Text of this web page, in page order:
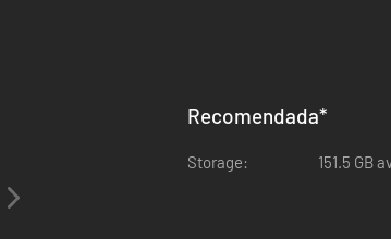
Recomendada*
Storage: 151.5 GB